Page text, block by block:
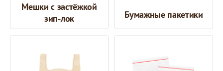
Мешки с застёжкой
зип-лок
Бумажные пакетики